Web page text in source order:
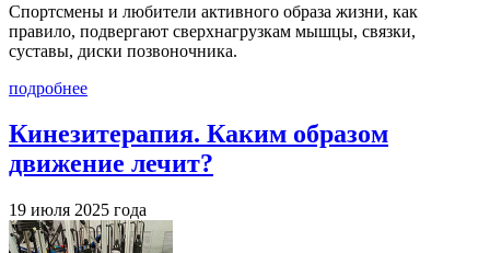
Спортсмены и любители активного образа жизни, как
правило, подвергают сверхнагрузкам мышцы, связки,
суставы, диски позвоночника.
подробнее
Кинезитерапия. Каким образом
движение лечит?
19 июля 2025 года